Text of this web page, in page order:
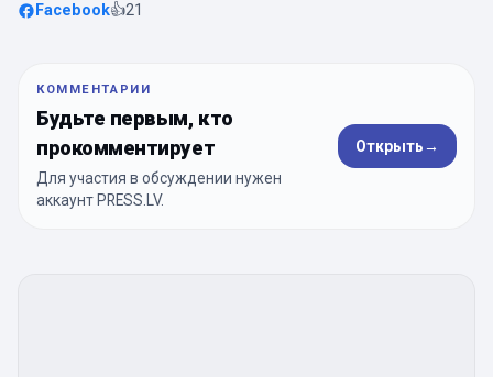
Facebook👍21
КОММЕНТАРИИ
Будьте первым, кто
прокомментирует
Для участия в обсуждении нужен
аккаунт PRESS.LV.
Открыть→